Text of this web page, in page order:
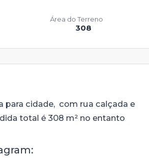
308
Área do Terreno
cidade, com rua calçada e
total é 308 m² no entanto